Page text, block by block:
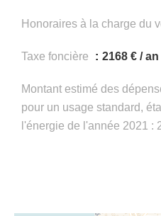
Honoraires à la charge du
Taxe foncière 2168 € / an
Montant estimé des
pour un usage standard,
l'énergie de l'année 2021 :